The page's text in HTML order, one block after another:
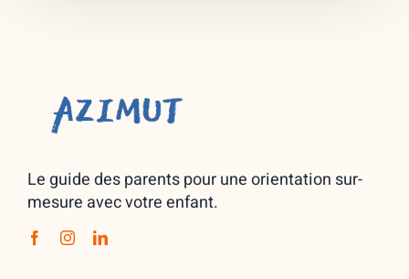
Le guide des parents pour une orientation sur-
mesure avec votre enfant.